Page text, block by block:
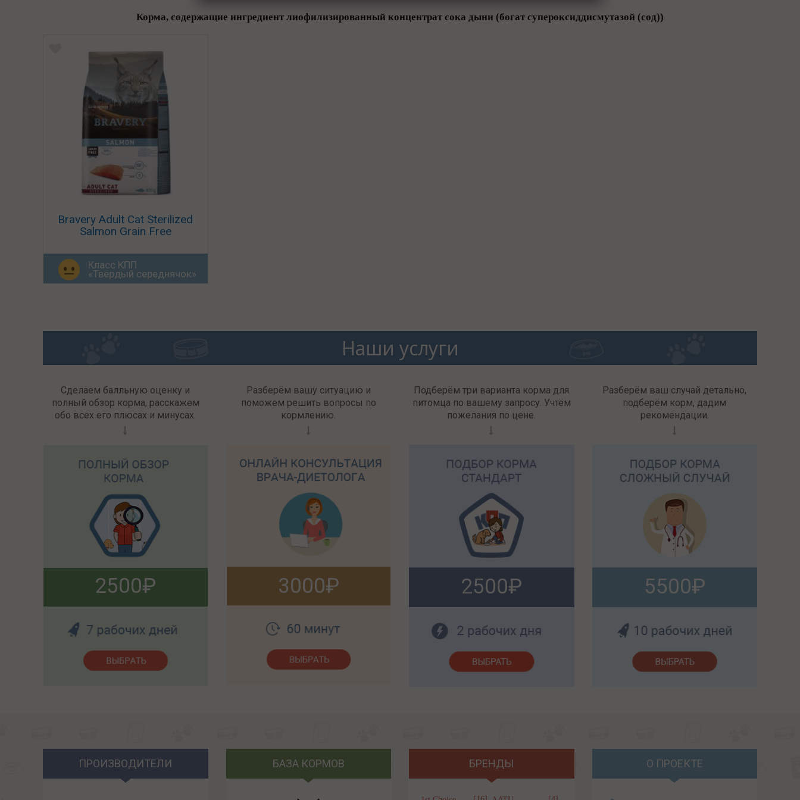
Корма, содержащие ингредиент лиофилизированный концентрат сока дыни (богат супероксиддисмутазой (сод))
Bravery Adult Cat Sterilized
Salmon Grain Free
Класс КПП
«Твёрдый середнячок»
Наши услуги
Сделаем балльную оценку и
полный обзор корма, расскажем
обо всех его плюсах и минусах.
2500
Разберём вашу ситуацию и
поможем решить вопросы по
кормлению.
3000
Подберём три варианта корма для
питомца по вашему запросу. Учтём
пожелания по цене.
2500
Разберём ваш случай детально,
подберём корм, дадим
рекомендации.
5500
ПРОИЗВОДИТЕЛИ БАЗА КОРМОВ БРЕНДЫ О ПРОЕКТЕ